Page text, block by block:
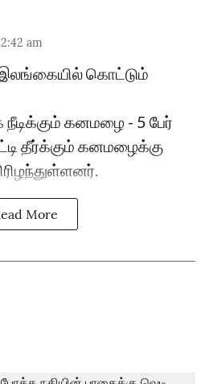
am
கொட்டும்
கனமழை - 5 பேர்
தீர்க்கும் கனமழைக்கு
More